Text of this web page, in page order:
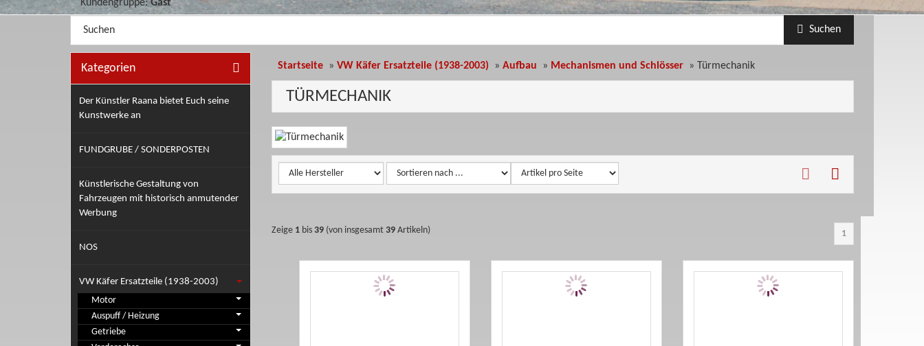
Kundengruppe: Gast
Shop
Suchen
Kategorien
Der Künstler Raana bietet Euch seine
Kunstwerke an
FUNDGRUBE / SONDERPOSTEN
Künstlerische Gestaltung von
Fahrzeugen mit historisch anmutender
Werbung
NOS
VW Käfer Ersatzteile (1938-2003)
Motor
Auspuff / Heizung
Getriebe
Startseite» VW Käfer Ersatzteile (1938-2003) » Aufbau » Mechanismen und Schlösser» Türmechanik
TÜRMECHANIK
Kategoriebeschreibung
Zeige 1bis 39(von insgesamt 39Artikeln) 1